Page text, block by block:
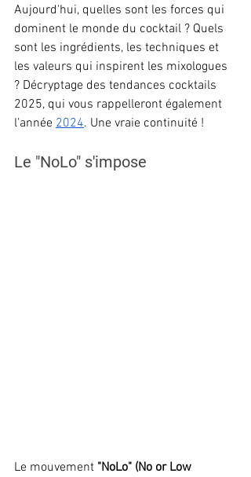
Aujourd'hui, quelles sont les forces qui
dominent le monde du cocktail ? Quels
sont les ingrédients, les techniques et
les valeurs qui inspirent les mixologues
? Décryptage des tendances cocktails
2025, qui vous rappelleront également
l’année 2024. Une vraie continuité !
Le "NoLo" s'impose
Le mouvement "NoLo" (No or Low